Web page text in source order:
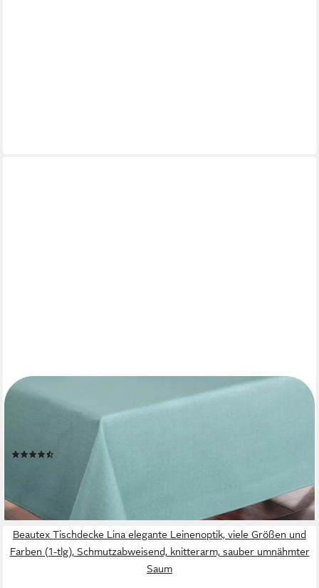
BEAUTEX
Tischdecke Leinenoptik wasserabweisend, fleckabweisend und
pflegeleicht (1-tlg), Hochwertiger Saum, waschbar bis 40°C, 70%
Baumwolle, 30% Polyester
lieferbar - in 2-3 Werktagen bei dir
Beautex Tischdecke Lina elegante Leinenoptik, viele Größen und
Farben (1-tlg), Schmutzabweisend, knitterarm, sauber umnähmter
Saum